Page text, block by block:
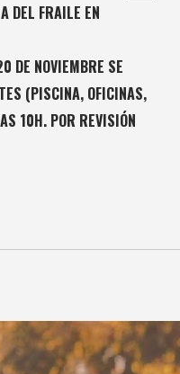
DEL FRAILE EN
DE NOVIEMBRE SE
(PISCINA, OFICINAS,
10H. POR REVISIÓN